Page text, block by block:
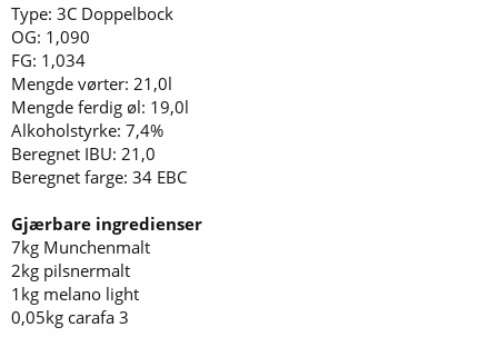
Type: 3C Doppelbock
OG: 1,090
FG: 1,034
Mengde vørter: 21,0l
Mengde ferdig øl: 19,0l
Alkoholstyrke: 7,4%
Beregnet IBU: 21,0
Beregnet farge: 34 EBC
Gjærbare ingredienser
7kg Munchenmalt
2kg pilsnermalt
1kg melano light
0,05kg carafa 3